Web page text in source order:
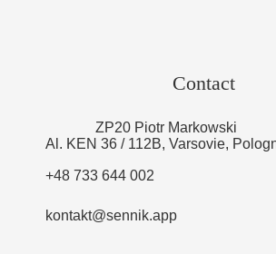
Contact
ZP20 Piotr Markowski
Al. KEN 36 / 112B, Varsovie,
+48 733 644 002
kontakt@sennik.app